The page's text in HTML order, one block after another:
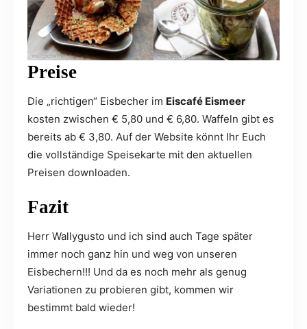
Preise
Die „richtigen“ Eisbecher im Eiscafé Eismeer
kosten zwischen € 5,80 und € 6,80. Waffeln gibt es
bereits ab € 3,80. Auf der Website könnt Ihr Euch
die vollständige Speisekarte mit den aktuellen
Preisen downloaden.
Fazit
Herr Wallygusto und ich sind auch Tage später
immer noch ganz hin und weg von unseren
Eisbechern!!! Und da es noch mehr als genug
Variationen zu probieren gibt, kommen wir
bestimmt bald wieder!